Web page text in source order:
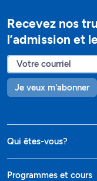
Recevez nos
l’admission et
Je veux m'abonner
Qui êtes-vous?
Programmes et cours